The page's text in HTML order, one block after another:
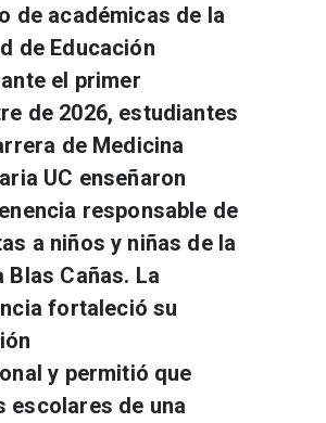
de académicas de la
de Educación
el primer
de 2026, estudiantes
de Medicina
UC enseñaron
responsable de
a niños y niñas de la
Blas Cañas. La
fortaleció su
y permitió que
escolares de una